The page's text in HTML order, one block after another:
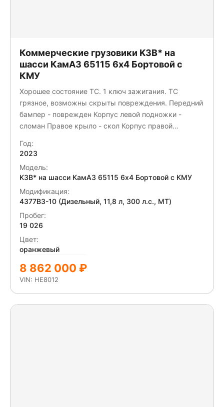
Коммерческие грузовики K3B* на
шасси КамАЗ 65115 6x4 Бортовой с
КМУ
Хорошее состояние ТС. 1 ключ зажигания. ТС
грязное, возможны скрыты повреждения. Передний
бампер - поврежден Корпус левой подножки -
сломан Правое крыло - скол Корпус правой
Левое крыло - скол Ручка стеклоподъемника правой
трещина Вмятины по всем бортам кузова
Год:
2023
Модель:
K3B* на шасси КамАЗ 65115 6x4 Бортовой с КМУ
Модификация:
4377B3-10 (Дизельный, 11,8 л, 300 л.с., МТ)
Пробег:
19 026
Цвет:
оранжевый
8 862 000 ₽
VIN: HE8012